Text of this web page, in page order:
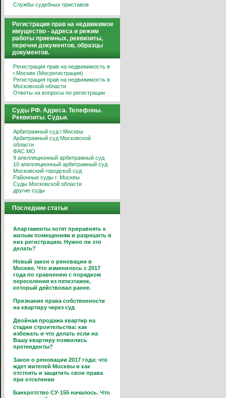
Службы судебных приставов
Регистрация прав на недвижимое
имущество - адреса и режим
работы приемных, реквизиты,
перечни документов, образцы
документов.
Регистрация прав на недвижимость в
г.Москве (Мосрегистрация)
Регистрация прав на недвижимость в
Московской области
Ответы на вопросы по регистрации
Суды РФ. Адреса. Телефоны.
Реквизиты. Судьи.
Арбитражный суд г.Москвы
Арбитражный суд Московской
области
ФАС МО
9 апелляционный арбитражный суд
10 апелляционный арбитражный суд
Московский городской суд
Районные суды г. Москвы
Суды Московской области
другие суды
Последние статьи
Апартаменты хотят приравнять к
жилым помещениям и разрешить в
них регистрацию. Нужно ли это
делать?
Новый закон о реновации в
Москве. Что изменилось с 2017
года по сравнению с порядком
переселения из пятиэтажек,
который действовал ранее.
Признание права собственности
на квартиру через суд
Двойная продажа квартир на
стадии строительства: как
избежать и что делать если на
Вашу квартиру появились
претенденты?
Закон о реновации 2017 года: что
ждет жителей Москвы и как
отстоять и защитить свои права
при отселении
Банкротство СУ-155 началось. Что